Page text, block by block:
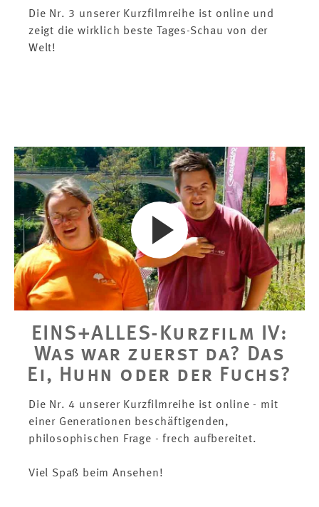
Die Nr. 3 unserer Kurzfilmreihe ist online und
zeigt die wirklich beste Tages-Schau von der
Welt!
EINS+ALLES-Kurzfilm IV:
Was war zuerst da? Das
Ei, Huhn oder der Fuchs?
Die Nr. 4 unserer Kurzfilmreihe ist online - mit
einer Generationen beschäftigenden,
philosophischen Frage - frech aufbereitet.
Viel Spaß beim Ansehen!